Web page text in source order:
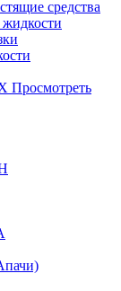
средства
жидкости
Просмотреть